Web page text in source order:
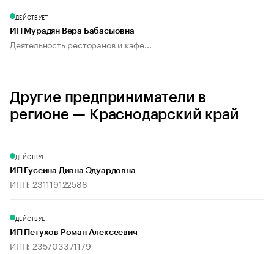
ДЕЙСТВУЕТ
ИП Мурадян Вера Бабасыовна
Деятельность ресторанов и кафе...
Другие предприниматели в
регионе — Краснодарский край
ДЕЙСТВУЕТ
ИП Гусеина Диана Эдуардовна
ИНН: 231119122588
ДЕЙСТВУЕТ
ИП Петухов Роман Алексеевич
ИНН: 235703371179